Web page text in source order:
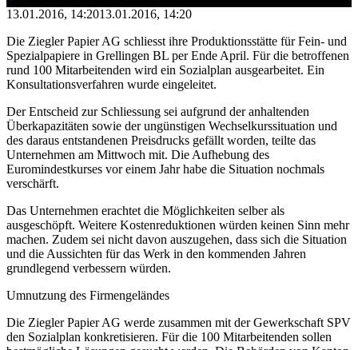
13.01.2016, 14:2013.01.2016, 14:20
Die Ziegler Papier AG schliesst ihre Produktionsstätte für Fein- und
Spezialpapiere in Grellingen BL per Ende April. Für die betroffenen
rund 100 Mitarbeitenden wird ein Sozialplan ausgearbeitet. Ein
Konsultationsverfahren wurde eingeleitet.
Der Entscheid zur Schliessung sei aufgrund der anhaltenden
Überkapazitäten sowie der ungünstigen Wechselkurssituation und
des daraus entstandenen Preisdrucks gefällt worden, teilte das
Unternehmen am Mittwoch mit. Die Aufhebung des
Euromindestkurses vor einem Jahr habe die Situation nochmals
verschärft.
Das Unternehmen erachtet die Möglichkeiten selber als
ausgeschöpft. Weitere Kostenreduktionen würden keinen Sinn mehr
machen. Zudem sei nicht davon auszugehen, dass sich die Situation
und die Aussichten für das Werk in den kommenden Jahren
grundlegend verbessern würden.
Umnutzung des Firmengeländes
Die Ziegler Papier AG werde zusammen mit der Gewerkschaft SPV
den Sozialplan konkretisieren. Für die 100 Mitarbeitenden sollen